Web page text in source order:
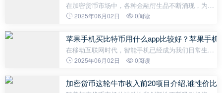
在加密货币市场中，各种金融衍生品不断涌现，为投
资者提供了多样化的投资策略和风险管理工具。其
多投资者的关注。那么，什么是币本位
2025年06月02日 0阅读
苹果手机买比特币用什么app比较好？苹果手机
在移动互联网时代，智能手机已经成为我们日常生活
中不可或缺的一部分。尤其是随着加密货币的普及，
苹果手机用户来说，找到一款既
2025年06月02日 0阅读
加密货币这轮牛市收入前20项目介绍,谁性价比